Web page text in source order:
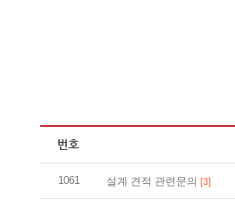
1061 설계 견적 관련문의 [3]